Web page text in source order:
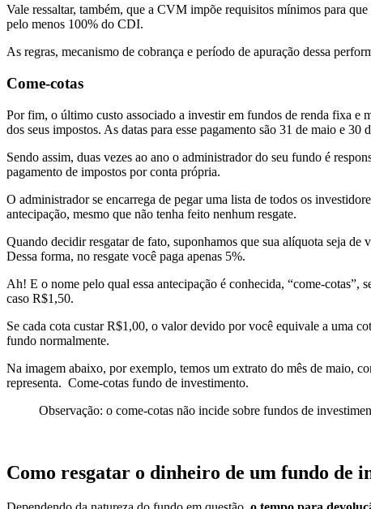
Vale ressaltar, também, que a CVM impõe requisitos mínimos para
pelo menos 100% do CDI.
As regras, mecanismo de cobrança e período de apuração dessa
Come-cotas
Por fim, o último custo associado a investir em fundos de renda fixa e
dos seus impostos. As datas para esse pagamento são 31 de maio e 30
Sendo assim, duas vezes ao ano o administrador do seu fundo é
pagamento de impostos por conta própria.
O administrador se encarrega de pegar uma lista de todos os
antecipação, mesmo que não tenha feito nenhum resgate.
Quando decidir resgatar de fato, suponhamos que sua alíquota seja
Dessa forma, no resgate você paga apenas 5%.
Ah! E o nome pelo qual essa antecipação é conhecida, “come-cotas”,
caso R$1,50.
Se cada cota custar R$1,00, o valor devido por você equivale a uma
fundo normalmente.
Na imagem abaixo, por exemplo, temos um extrato do mês de maio,
representa. Come-cotas fundo de investimento.
Observação: o come-cotas não incide sobre fundos de
Como resgatar o dinheiro de um fundo de